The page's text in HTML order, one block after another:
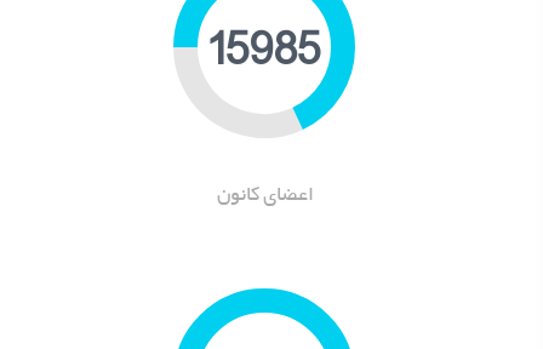
19890
اعضای کانون